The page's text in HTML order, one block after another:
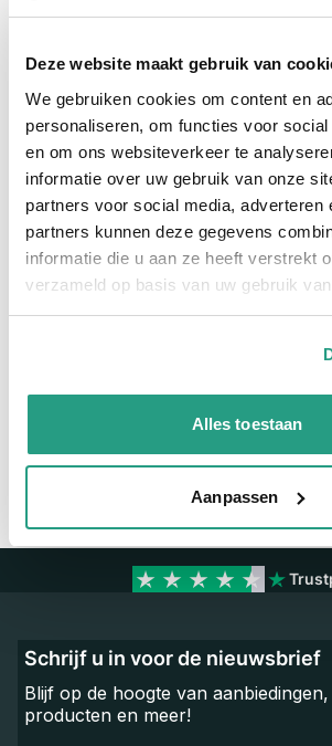
Deze website maakt gebruik van
We gebruiken cookies om content en
personaliseren, om functies voor
en om ons websiteverkeer te
informatie over uw gebruik van onze
partners voor social media, adverteren
partners kunnen deze gegevens
informatie die u aan ze heeft verstrekt
verzameld op basis van uw gebruik
Alles toestaan
Aanpassen
Snel naar
Meer informatie
Maatvoering koppeling
Materiaal
We zijn beschikbaar van ma t/m vr van
Neem contact met ons op
Schrijf u in voor de nieuwsbrief
Blijf op de hoogte van
producten en meer!